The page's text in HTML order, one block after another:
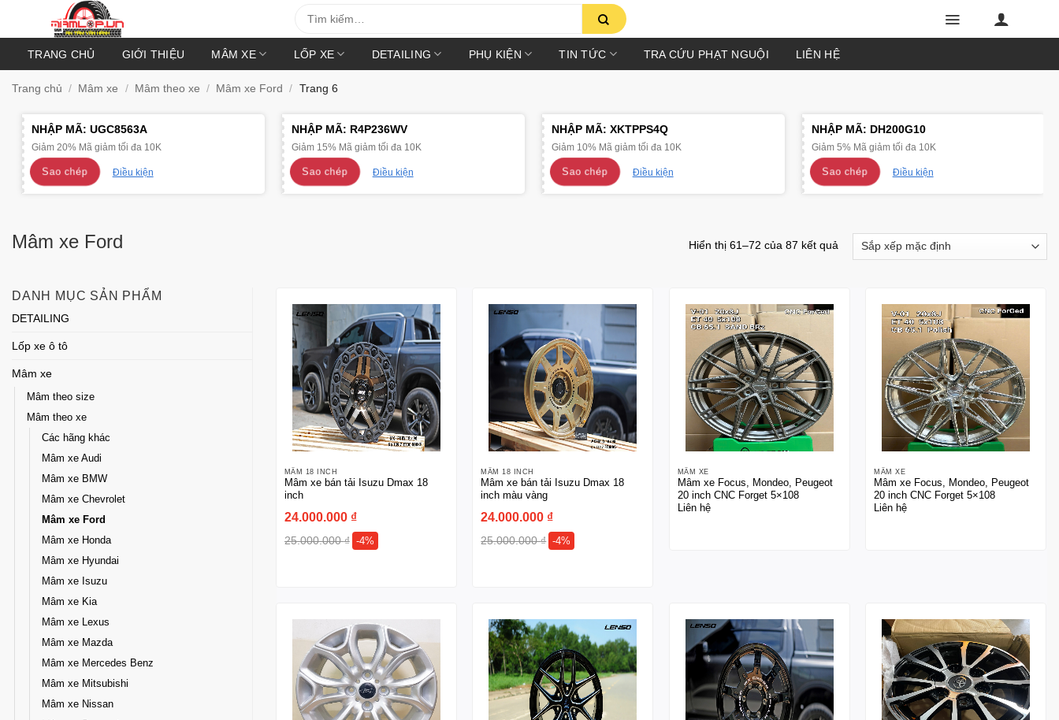
kiếm:
TRANG CHỦ GIỚI THIỆU MÂM XE LỐP XE DETAILING PHỤ KIỆN TIN TỨC TRA CỨU PHẠT NGUỘI LIÊN HỆ
Trang chủ / Mâm xe / Mâm theo xe / Mâm xe Ford / Trang 6
NHẬP MÃ: UGC8563A
Giảm 20% Mã giảm tối đa 10K
Sao chép Điều kiện
NHẬP MÃ: R4P236WV
Giảm 15% Mã giảm tối đa 10K
Sao chép Điều kiện
NHẬP MÃ: XKTPPS4Q
Giảm 10% Mã giảm tối đa 10K
Sao chép Điều kiện
NHẬP MÃ: DH200G10
Giảm 5% Mã giảm tối đa 10K
Sao chép Điều kiện
Mâm xe Ford Hiển thị 61–72 của 87 kết quả
DANH MỤC SẢN PHẨM
DETAILING
Lốp xe ô tô
Mâm xe
Mâm theo size
Mâm theo xe
Các hãng khác
Mâm xe Audi
Mâm xe BMW
Mâm xe Chevrolet
Mâm xe Ford
Mâm xe Honda
Mâm xe Hyundai
Mâm xe Isuzu
Mâm xe Kia
Mâm xe Lexus
Mâm xe Mazda
Mâm xe Mercedes Benz
Mâm xe Mitsubishi
Mâm xe Nissan
MÂM 18 INCH
Mâm xe bán tải Isuzu Dmax 18
inch
24.000.000 ₫
25.000.000₫ -4%
MÂM 18 INCH
Mâm xe bán tải Isuzu Dmax 18
inch màu vàng
24.000.000 ₫
25.000.000₫ -4%
MÂM XE
Mâm xe Focus, Mondeo, Peugeot
20 inch CNC Forget 5×108
Liên hệ
MÂM XE
Mâm xe Focus, Mondeo, Peugeot
20 inch CNC Forget 5×108
Liên hệ